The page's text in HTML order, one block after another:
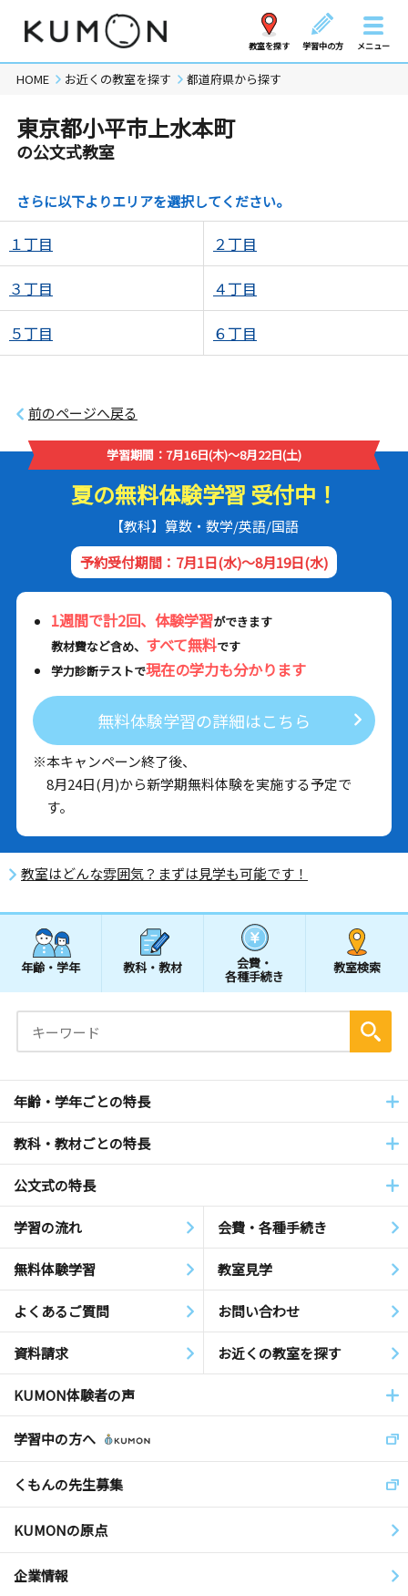
教室を探す 学習中の方 メニュー
HOME お近くの教室を探す 都道府県から探す
東京都小平市上水本町
の公文式教室
さらに以下よりエリアを選択してください。
１丁目 ２丁目
３丁目 ４丁目
５丁目 ６丁目
前のページへ戻る
学習期間：7月16日(木)～8月22日(土)
夏の無料体験学習 受付中！
【教科】算数・数学/英語/国語
予約受付期間：7月1日(水)～8月19日(水)
1週間で計2回、体験学習ができます
教材費など含め、 すべて無料です
学力診断テストで現在の学力も分かります
無料体験学習の詳細はこちら
※本キャンペーン終了後、
8月24日(月)から新学期無料体験を実施する予定で
す。
教室はどんな雰囲気？まずは見学も可能です！
年齢・学年 教科・教材 会費・
各種手続き
教室検索
年齢・学年ごとの特長
教科・教材ごとの特長
公文式の特長
学習の流れ 会費・各種手続き
無料体験学習 教室見学
よくあるご質問 お問い合わせ
資料請求 お近くの教室を探す
KUMON体験者の声
学習中の方へ
くもんの先生募集
KUMONの原点
企業情報